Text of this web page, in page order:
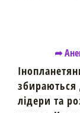
➦
збираються
лідери та